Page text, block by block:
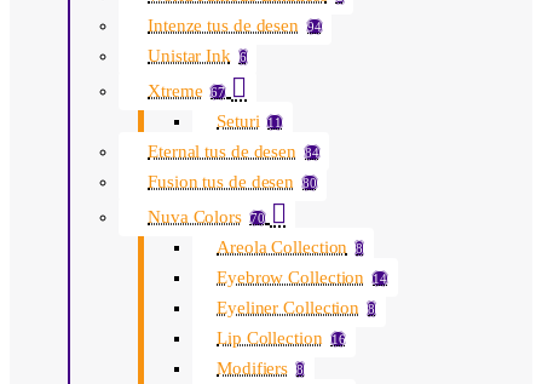
Intenze tus de desen 94
Unistar Ink 6
Xtreme 67
Seturi 11
Eternal tus de desen 84
Fusion tus de desen 80
Nuva Colors 70
Areola Collection 8
Eyebrow Collection 14
Eyeliner Collection 8
Lip Collection 16
Modifiers 8